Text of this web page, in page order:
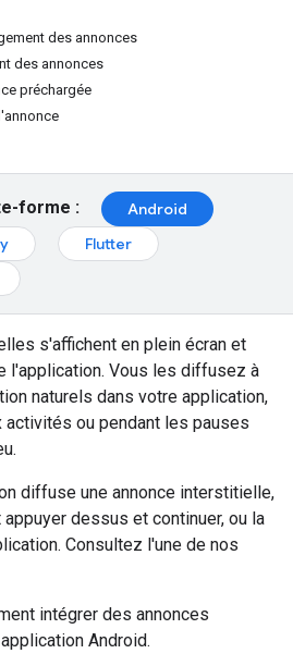
des annonces
des annonces
préchargée
forme :
Android
Flutter
s'affichent en plein écran et
l'application. Vous les diffusez à
naturels dans votre application,
activités ou pendant les pauses
diffuse une annonce interstitielle,
dessus et continuer, ou la
Consultez l'une de nos
intégrer des annonces
Android.